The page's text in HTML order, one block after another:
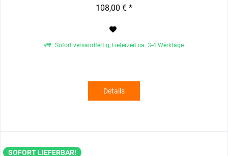
108,00 € *
Sofort versandfertig, Lieferzeit ca. 3-4 Werktage
Details
SOFORT LIEFERBAR!